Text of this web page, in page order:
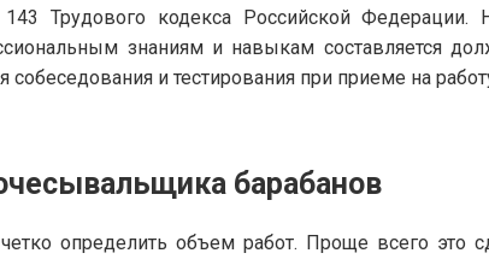
143 Трудового кодекса Российской
знаниям и навыкам составляется
и тестирования при приеме на
барабанов
определить объем работ. Проще всего это